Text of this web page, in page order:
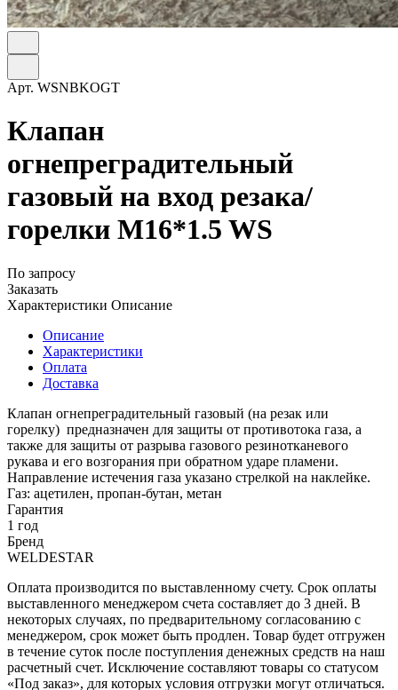
Арт. WSNBKOGT
Клапан
огнепреградительный
газовый на вход резака/
горелки M16*1.5 WS
По запросу
Заказать
Характеристики Описание
Описание
Характеристики
Оплата
Доставка
Клапан огнепреградительный газовый (на резак или
горелку) предназначен для защиты от противотока газа, а
также для защиты от разрыва газового резинотканевого
рукава и его возгорания при обратном ударе пламени.
Направление истечения газа указано стрелкой на наклейке.
Газ: ацетилен, пропан-бутан, метан
Гарантия
1 год
Бренд
WELDESTAR
Оплата производится по выставленному счету. Срок оплаты
выставленного менеджером счета составляет до 3 дней. В
некоторых случаях, по предварительному согласованию с
менеджером, срок может быть продлен. Товар будет отгружен
в течение суток после поступления денежных средств на наш
расчетный счет. Исключение составляют товары со статусом
«Под заказ», для которых условия отгрузки могут отличаться.